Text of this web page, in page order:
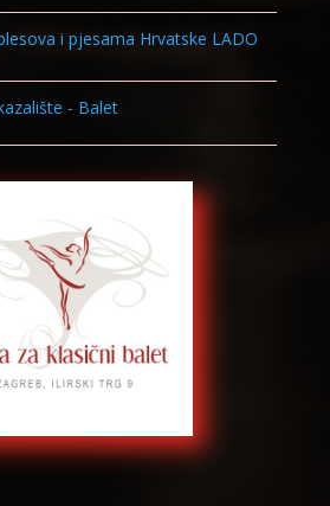
i pjesama Hrvatske LADO
- Balet